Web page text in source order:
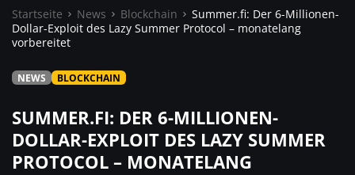
News
Trading
Startseite News Blockchain
Summer.fi: Der 6-Millionen-
Dollar-Exploit des Lazy Summer Protocol – monatelang
vorbereitet
NEWS BLOCKCHAIN
SUMMER.FI: DER 6-MILLIONEN-
DOLLAR-EXPLOIT DES LAZY SUMMER
PROTOCOL – MONATELANG